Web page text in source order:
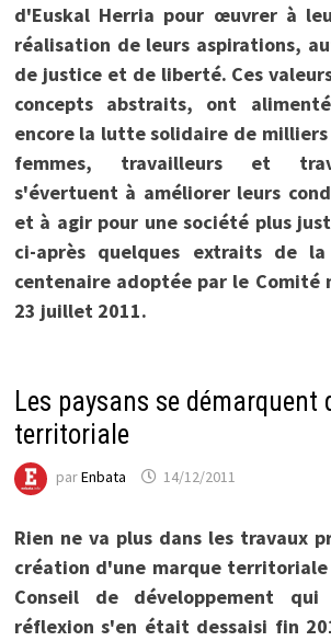
d'Euskal Herria pour œuvrer à
réalisation de leurs aspirations,
de justice et de liberté. Ces
concepts abstraits, ont
encore la lutte solidaire de
femmes, travailleurs et
s'évertuent à améliorer leurs
et à agir pour une société plus
ci-après quelques extraits de
centenaire adoptée par le Comité
23 juillet 2011.
Les paysans se démarquent
territoriale
parEnbata 14/12/2011
Rien ne va plus dans les travaux
création d'une marque territoriale
Conseil de développement
réflexion s'en était dessaisi fin